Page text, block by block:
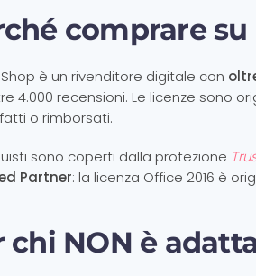
comprare su
Shop è un rivenditore digitale con
4.000 recensioni. Le licenze sono
o rimborsati.
sono coperti dalla protezione
Partner: la licenza Office 2016 è
chi NON è